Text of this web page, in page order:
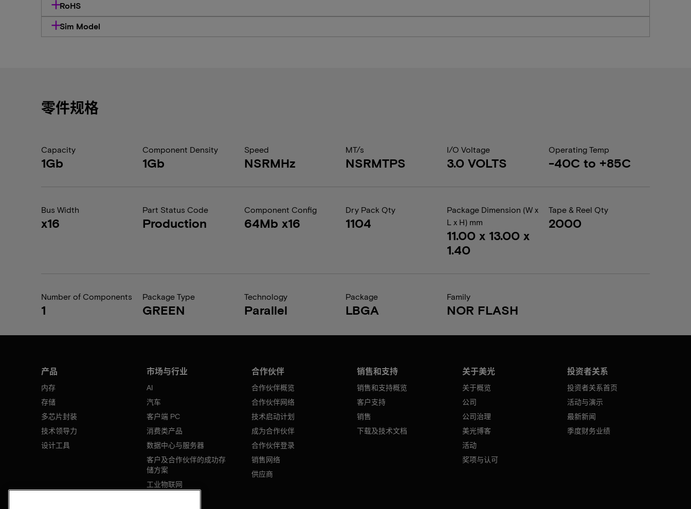
RoHS
Sim Model
零件规格
Capacity
1Gb
Component Density
1Gb
Speed
NSRMHz
MT/s
NSRMTPS
I/O Voltage
3.0 VOLTS
Operating Temp
-40C to +85C
Bus Width
x16
Part Status Code
Production
Component Config
64Mb x16
Dry Pack Qty
1104
Package Dimension (W x
L x H) mm
11.00 x 13.00 x
1.40
Tape & Reel Qty
2000
Number of Components
1
Package Type
GREEN
Technology
Parallel
Package
LBGA
Family
NOR FLASH
产品
内存
存储
多芯片封装
技术领导力
设计工具
市场与行业
AI
汽车
客户端 PC
消费类产品
数据中心与服务器
客户及合作伙伴的成功存
储方案
工业物联网
合作伙伴
合作伙伴概览
合作伙伴网络
技术启动计划
成为合作伙伴
合作伙伴登录
销售网络
供应商
销售和支持
销售和支持概览
客户支持
销售
下载及技术文档
关于美光
关于概览
公司
公司治理
美光博客
活动
奖项与认可
投资者关系
投资者关系首页
活动与演示
最新新闻
季度财务业绩